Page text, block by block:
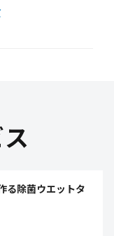
る除菌ウエットタ